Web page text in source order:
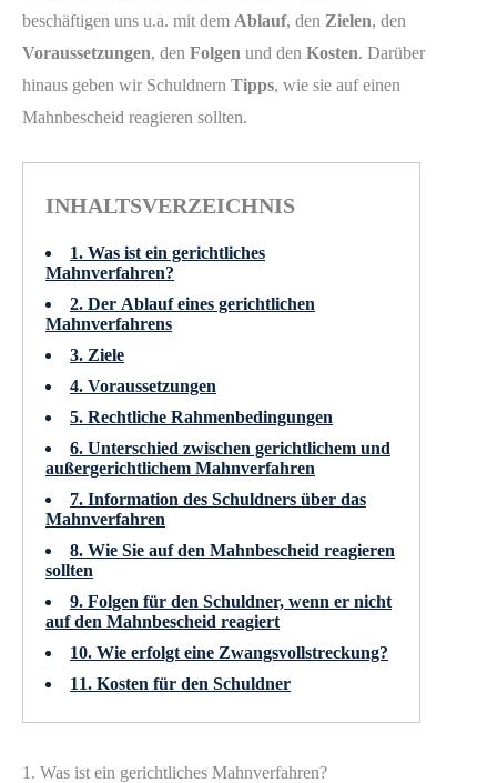
beschäftigen uns u.a. mit dem Ablauf, den Zielen, den
Voraussetzungen, den Folgen und den Kosten. Darüber
hinaus geben wir Schuldnern Tipps, wie sie auf einen
Mahnbescheid reagieren sollten.
INHALTSVERZEICHNIS
1. Was ist ein gerichtliches
Mahnverfahren?
2. Der Ablauf eines gerichtlichen
Mahnverfahrens
3. Ziele
4. Voraussetzungen
5. Rechtliche Rahmenbedingungen
6. Unterschied zwischen gerichtlichem und
außergerichtlichem Mahnverfahren
7. Information des Schuldners über das
Mahnverfahren
8. Wie Sie auf den Mahnbescheid reagieren
sollten
9. Folgen für den Schuldner, wenn er nicht
auf den Mahnbescheid reagiert
10. Wie erfolgt eine Zwangsvollstreckung?
11. Kosten für den Schuldner
1. Was ist ein gerichtliches Mahnverfahren?